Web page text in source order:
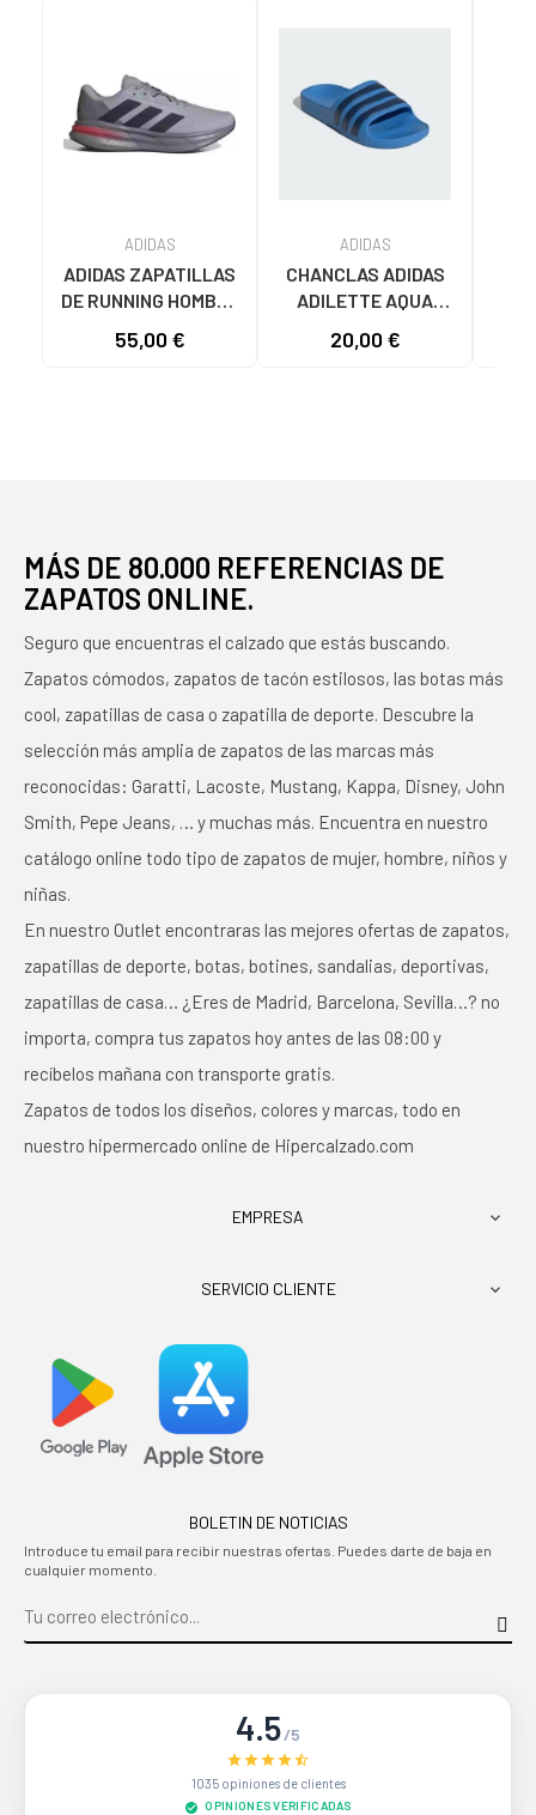
ADIDAS
ADIDAS ZAPATILLAS
DE RUNNING HOMBRE
GRIS VARIOS
55,00 €
ADIDAS
CHANCLAS ADIDAS
ADILETTE AQUA
AZUL AZUL
20,00 €
MÁS DE 80.000 REFERENCIAS DE
ZAPATOS ONLINE.
Seguro que encuentras el calzado que estás buscando.
Zapatos cómodos, zapatos de tacón estilosos, las botas más
cool, zapatillas de casa o zapatilla de deporte. Descubre la
selección más amplia de zapatos de las marcas más
reconocidas: Garatti, Lacoste, Mustang, Kappa, Disney, John
Smith, Pepe Jeans, … y muchas más. Encuentra en nuestro
catálogo online todo tipo de zapatos de mujer, hombre, niños y
niñas.
En nuestro Outlet encontraras las mejores ofertas de zapatos,
zapatillas de deporte, botas, botines, sandalias, deportivas,
zapatillas de casa… ¿Eres de Madrid, Barcelona, Sevilla…? no
importa, compra tus zapatos hoy antes de las 08:00 y
recíbelos mañana con transporte gratis.
Zapatos de todos los diseños, colores y marcas, todo en
nuestro hipermercado online de Hipercalzado.com
EMPRESA 
SERVICIO CLIENTE 
BOLETIN DE NOTICIAS
Introduce tu email para recibir nuestras ofertas. Puedes darte de baja en
cualquier momento.
4.5/5
1035 opiniones de clientes
OPINIONES VERIFICADAS